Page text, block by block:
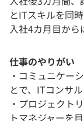
とITスキルを同時
入社4カ月目から
仕事のやりがい
・コミュニケー
とで、ITコンサ
・プロジェクト
トマネジャーを